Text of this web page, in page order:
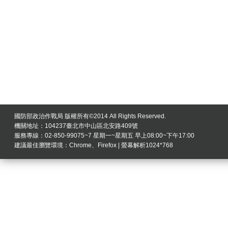
國防部政治作戰局 版權所有©2014 All Rights Reserved.
機關地址：104237臺北市中山區北安路409號
服務專線：02-850-99075~7 星期一~星期五 早上08:00~下午17:00
建議最佳瀏覽環境：Chrome、Firefox | 螢幕解析1024*768